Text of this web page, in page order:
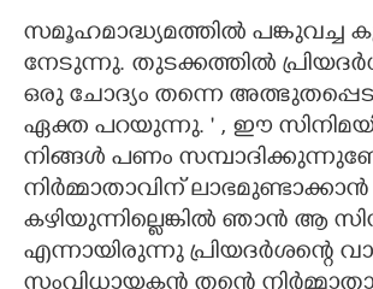
സമൂഹമാദ്ധ്യമത്തിൽ പങ്കുവച്ച
നേടുന്നു. തുടക്കത്തിൽ
ഒരു ചോദ്യം തന്നെ
ഏക്ത പറയുന്നു. " , ഈ
നിങ്ങൾ പണം
നിർമ്മാതാവിന് ലാഭമുണ്ടാക്കാൻ
കഴിയുന്നില്ലെങ്കിൽ ഞാൻ ആ
എന്നായിരുന്നു പ്രിയദർശന്റെ